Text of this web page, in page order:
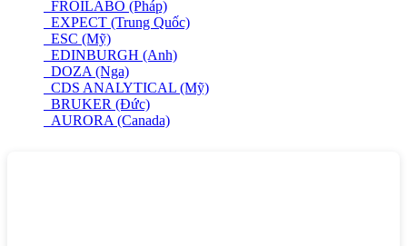
FROILABO (Pháp)
EXPECT (Trung Quốc)
ESC (Mỹ)
EDINBURGH (Anh)
DOZA (Nga)
CDS ANALYTICAL (Mỹ)
BRUKER (Đức)
AURORA (Canada)